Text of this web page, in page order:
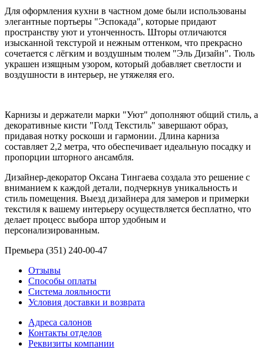
Для оформления кухни в частном доме были использованы
элегантные портьеры "Эспокада", которые придают
пространству уют и утонченность. Шторы отличаются
изысканной текстурой и нежным оттенком, что прекрасно
сочетается с лёгким и воздушным тюлем "Эль Дизайн". Тюль
украшен изящным узором, который добавляет светлости и
воздушности в интерьер, не утяжеляя его.
Карнизы и держатели марки "Уют" дополняют общий стиль, а
декоративные кисти "Голд Текстиль" завершают образ,
придавая нотку роскоши и гармонии. Длина карниза
составляет 2,2 метра, что обеспечивает идеальную посадку и
пропорции шторного ансамбля.
Дизайнер-декоратор Оксана Тингаева создала это решение с
вниманием к каждой детали, подчеркнув уникальность и
стиль помещения. Выезд дизайнера для замеров и примерки
текстиля к вашему интерьеру осуществляется бесплатно, что
делает процесс выбора штор удобным и
персонализированным.
Премьера (351) 240-00-47
Отзывы
Способы оплаты
Система лояльности
Условия доставки и возврата
Адреса салонов
Контакты отделов
Реквизиты компании